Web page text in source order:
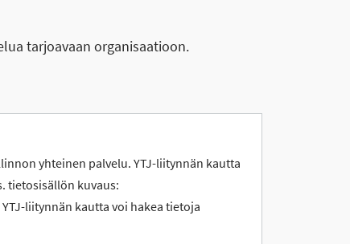
tarjoavaan organisaatioon.
yhteinen palvelu. YTJ-liitynnän kautta
tietosisällön kuvaus:
liitynnän kautta voi hakea tietoja